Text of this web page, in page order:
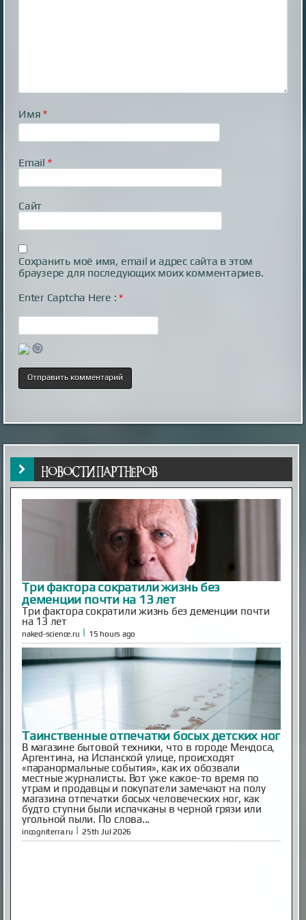
Имя*
Email *
Сайт
Сохранить моё имя, email и адрес сайта в этом
браузере для последующих моих комментариев.
Enter Captcha Here :*
НОВОСТИ ПАРТНЁРОВ
Три фактора сократили жизнь без
деменции почти на 13 лет
Три фактора сократили жизнь без деменции почти
на 13 лет
naked-science.ru | 15 hours ago
Таинственные отпечатки босых детских ног
В магазине бытовой техники, что в городе Мендоса,
Аргентина, на Испанской улице, происходят
«паранормальные события», как их обозвали
местные журналисты. Вот уже какое-то время по
утрам и продавцы и покупатели замечают на полу
магазина отпечатки босых человеческих ног, как
будто ступни были испачканы в черной грязи или
угольной пыли. По слова...
incogniterra.ru | 25th Jul 2026